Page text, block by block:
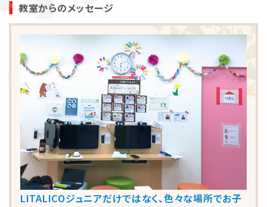
教室からのメッセージ
LITALICOジュニアだけではなく、色々な場所でお子